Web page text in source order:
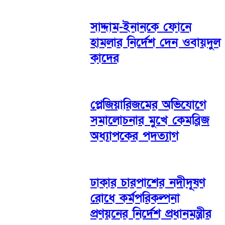
সাদ্দাম-ইনানকে ফোনে
হামলার নির্দেশ দেন ওবায়দুল
কাদের
প্লেজিয়ারিজমের অভিযোগে
সমালোচনার মুখে কেমব্রিজ
অধ্যাপকের পদত্যাগ
ঢাকার চারপাশের নদীদূষণ
রোধে কর্মপরিকল্পনা
প্রণয়নের নির্দেশ প্রধানমন্ত্রীর